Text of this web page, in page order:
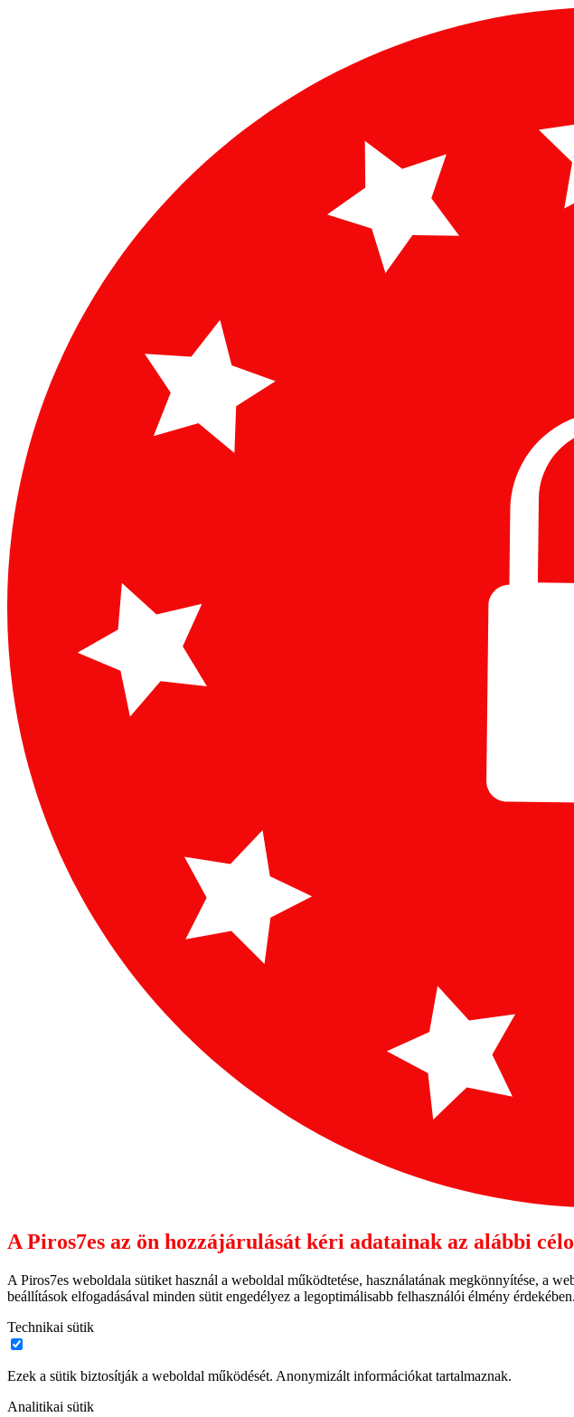
A Piros7es az ön hozzájárulását kéri adatainak az alábbi
A Piros7es weboldala sütiket használ a weboldal működtetése, használatának megkönnyítése, a
beállítások elfogadásával minden sütit engedélyez a legoptimálisabb felhasználói élmény érdekében.
Technikai sütik
Ezek a sütik biztosítják a weboldal működését. Anonymizált információkat tartalmaznak.
Analitikai sütik